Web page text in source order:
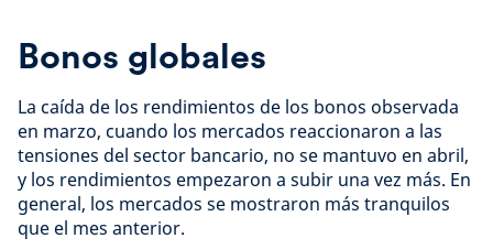
Bonos globales
La caída de los rendimientos de los bonos observada
en marzo, cuando los mercados reaccionaron a las
tensiones del sector bancario, no se mantuvo en abril,
y los rendimientos empezaron a subir una vez más. En
general, los mercados se mostraron más tranquilos
que el mes anterior.